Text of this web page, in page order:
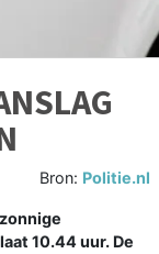
Bron: Politie.nl
10.44 uur. De